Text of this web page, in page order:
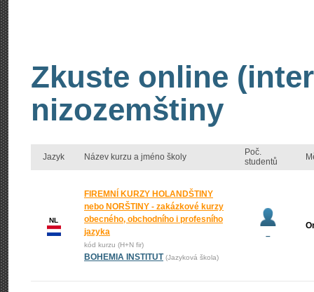
Zkuste online
nizozemštiny
Jazyk Název kurzu a jméno školy
Poč.
studentů
NL
FIREMNÍ KURZY HOLANDŠTINY
nebo NORŠTINY - zakázkové kurzy
obecného, obchodního i profesního
jazyka
kód kurzu (H+N fir)
BOHEMIA INSTITUT (Jazyková škola)
–